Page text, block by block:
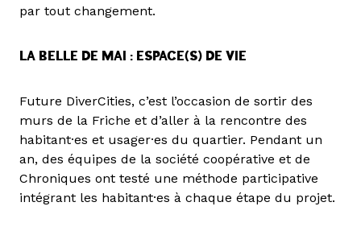
par tout changement.
LA BELLE DE MAI : ESPACE(S) DE VIE
Future DiverCities, c’est l’occasion de sortir des
murs de la Friche et d’aller à la rencontre des
habitant·es et usager·es du quartier. Pendant un
an, des équipes de la société coopérative et de
Chroniques ont testé une méthode participative
intégrant les habitant·es à chaque étape du projet.